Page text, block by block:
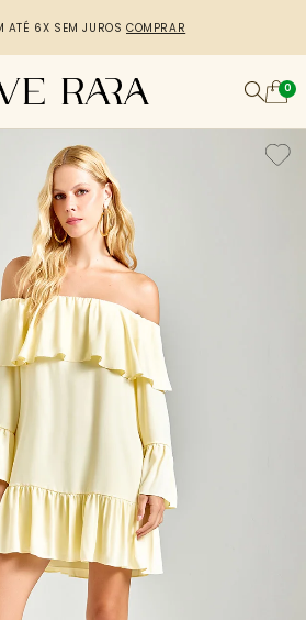
CUPOM: PRIMEIRACOMPRA[copiar cupom]
0